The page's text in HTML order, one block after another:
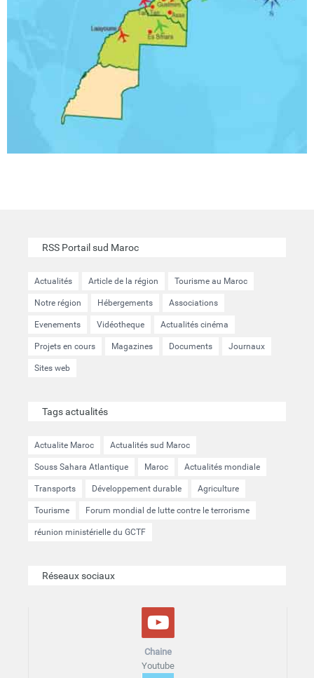
RSS Portail sud Maroc
Actualités Article de la région Tourisme au Maroc
Notre région Hébergements Associations
Evenements Vidéotheque Actualités cinéma
Projets en cours Magazines Documents Journaux
Sites web
Tags actualités
Actualite Maroc Actualités sud Maroc
Souss Sahara Atlantique Maroc Actualités mondiale
Transports Développement durable Agriculture
Tourisme Forum mondial de lutte contre le terrorisme
réunion ministérielle du GCTF
Réseaux sociaux
Chaine
Youtube